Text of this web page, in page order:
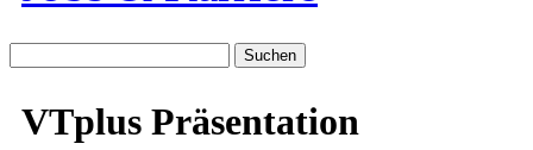
nach:
VTplus Präsentation